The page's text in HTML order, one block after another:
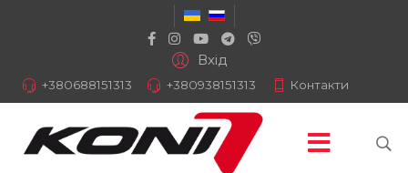
Вхід
+380688151313 +380938151313 Контакти